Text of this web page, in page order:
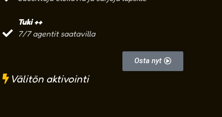
Tuki ++
7/7 agentit saatavilla
Osta nyt
Välitön aktivointi